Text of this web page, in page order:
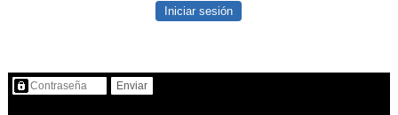
Iniciar sesión
Contenido protegido…